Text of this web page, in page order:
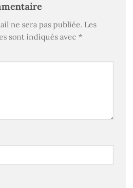
ne sera pas publiée. Les
sont indiqués avec *